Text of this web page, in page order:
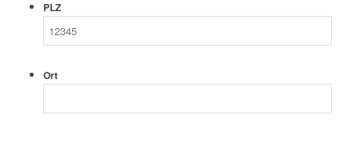
PLZ
Ort